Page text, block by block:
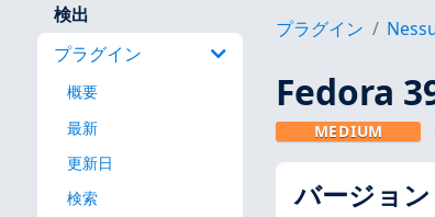
検出
プラグイン
概要
最新
更新日
検索
プラグイン
Fedora
MEDIUM
バージョ